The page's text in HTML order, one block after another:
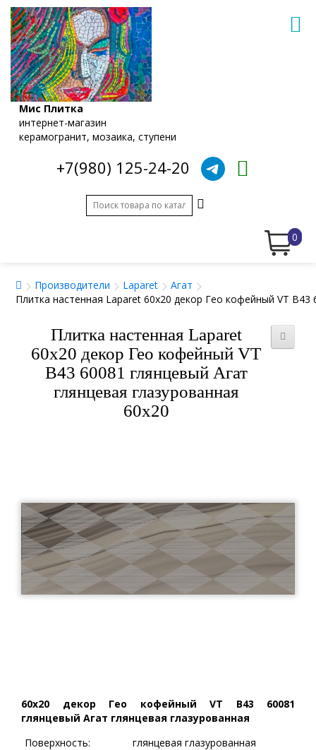
Мис Плитка
интернет-магазин
керамогранит, мозаика, ступени
+7(980) 125-24-20
0
Производители Laparet
Агат
Плитка настенная Laparet 60x20 декор Гео кофейный VT B43
Плитка настенная Laparet
60x20 декор Гео кофейный VT
B43 60081 глянцевый Агат
глянцевая глазурованная
60x20
60x20 декор Гео кофейный VT B43 60081
глянцевый Агат глянцевая глазурованная
Поверхность:
глянцевая глазурованная